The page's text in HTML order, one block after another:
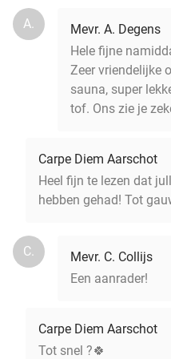
A.
Mevr. A. Degens
Hele fijne
Zeer vriendelijke
sauna, super
tof. Ons zie je
Carpe Diem Aarschot
Heel fijn te lezen dat
hebben gehad! Tot
C.
Mevr. C. Collijs
Een aanrader!
Carpe Diem Aarschot
Tot snel ?🍀